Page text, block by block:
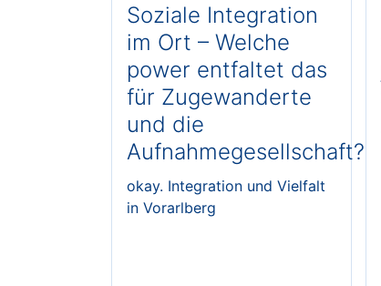
Soziale Integration
im Ort – Welche
power entfaltet das
für Zugewanderte
und die
Aufnahmegesellschaft?
okay. Integration und Vielfalt
in Vorarlberg